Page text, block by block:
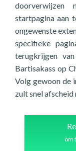
doorverwijzen
startpagina aan
ongewenste
specifieke
terugkrijgen
Bartisakass op
Volg gewoon de
zult snel afscheid
om